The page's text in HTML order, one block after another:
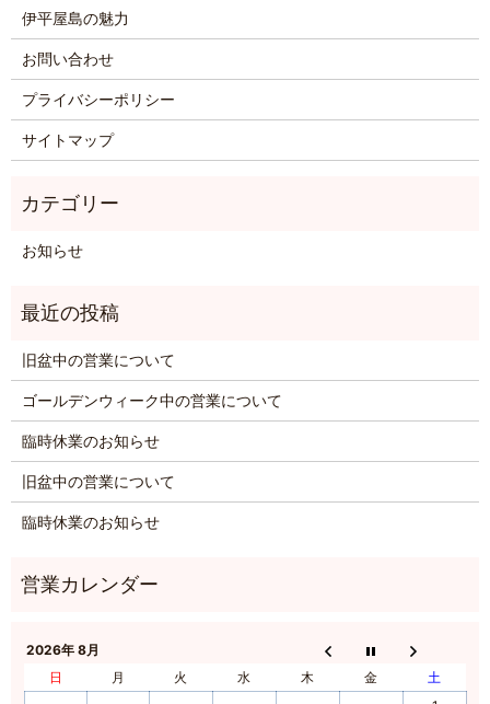
伊平屋島の魅力
お問い合わせ
プライバシーポリシー
サイトマップ
お知らせ
旧盆中の営業について
ゴールデンウィーク中の営業について
臨時休業のお知らせ
旧盆中の営業について
臨時休業のお知らせ
2026年 8月
日
月 火 水 木 金
土